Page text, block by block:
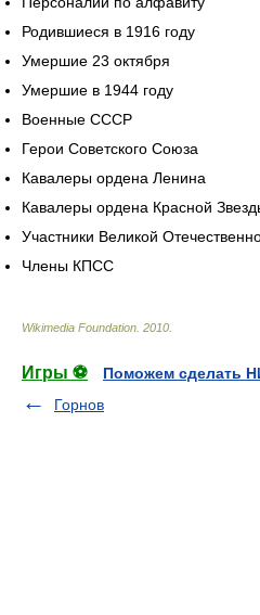
Родившиеся в 1916 году
Умершие 23 октября
Умершие в 1944 году
Военные СССР
Герои Советского Союза
Кавалеры ордена Ленина
Кавалеры ордена Красной
Участники Великой
Члены КПСС
Wikimedia Foundation 2010
Игры ⚽
Поможем сделать
Горнов